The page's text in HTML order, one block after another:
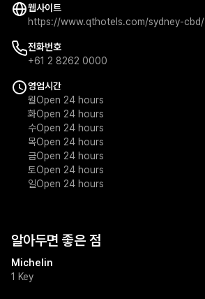
웹사이트
https://www.qthotels.com/sydney-cbd/
전화번호
+61 2 8262 0000
영업시간
월
화
수
목
금
토
일
Open 24 hours
Open 24 hours
Open 24 hours
Open 24 hours
Open 24 hours
Open 24 hours
Open 24 hours
알아두면 좋은 점
Michelin
1 Key